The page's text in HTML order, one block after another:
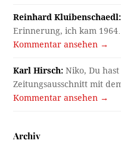
Reinhard Kluibenschaedl:
Erinnerung, ich kam
Kommentar ansehen →
Karl Hirsch: Niko, Du
Zeitungsausschnitt mit
Kommentar ansehen →
Archiv